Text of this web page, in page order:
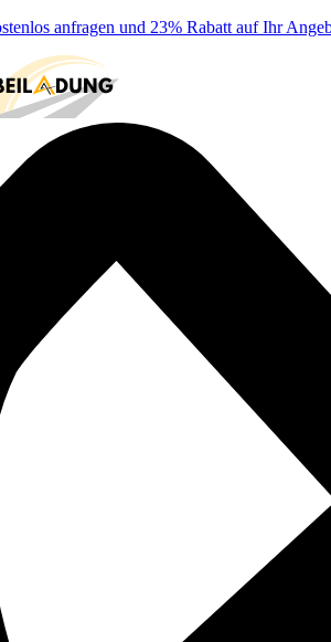
anfragen und 23% Rabatt auf Ihr